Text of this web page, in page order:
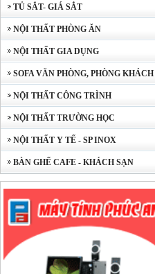
TỦ SẮT- GIÁ SẮT
NỘI THẤT PHÒNG ĂN
NỘI THẤT GIA DỤNG
SOFA VĂN PHÒNG, PHÒNG KHÁCH
NỘI THẤT CÔNG TRÌNH
NỘI THẤT TRƯỜNG HỌC
NỘI THẤT Y TẾ - SP INOX
BÀN GHẾ CAFE - KHÁCH SẠN